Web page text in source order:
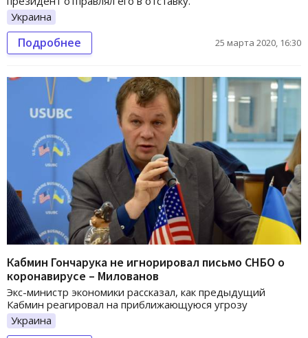
Украина
Подробнее 25 марта 2020, 16:30
Кабмин Гончарука не игнорировал письмо СНБО о
коронавирусе – Милованов
Экс-министр экономики рассказал, как предыдущий
Кабмин реагировал на приближающуюся угрозу
Украина